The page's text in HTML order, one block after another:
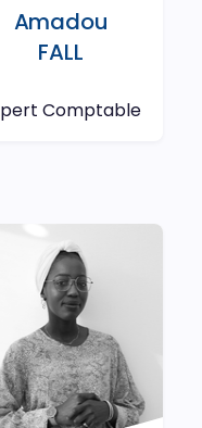
Amadou
FALL
Comptable